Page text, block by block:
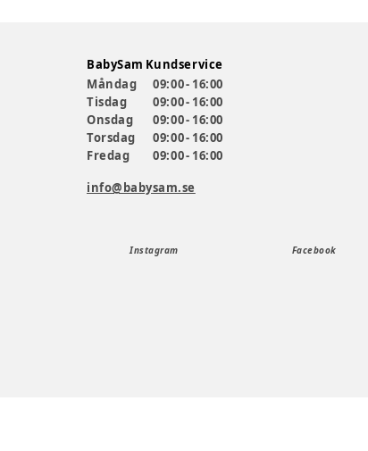
BabySam Kundservice
Måndag
09:00 - 16:00
Tisdag
09:00 - 16:00
Onsdag
09:00 - 16:00
Torsdag
09:00 - 16:00
Fredag
09:00 - 16:00
info@babysam.se
Instagram Facebook